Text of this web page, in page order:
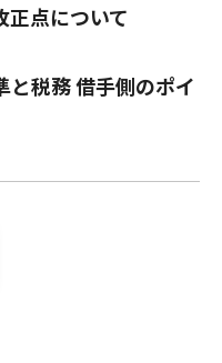
点について
税務 借手側のポイ